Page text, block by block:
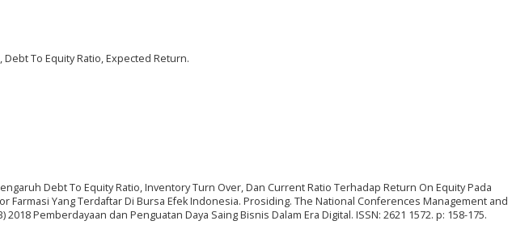
Debt To Equity Ratio, Expected Return.
Debt To Equity Ratio, Inventory Turn Over, Dan Current Ratio Terhadap Return On Equity Pada
Farmasi Yang Terdaftar Di Bursa Efek Indonesia. Prosiding. The National Conferences Management and
2018 Pemberdayaan dan Penguatan Daya Saing Bisnis Dalam Era Digital. ISSN: 2621 1572. p: 158-175.